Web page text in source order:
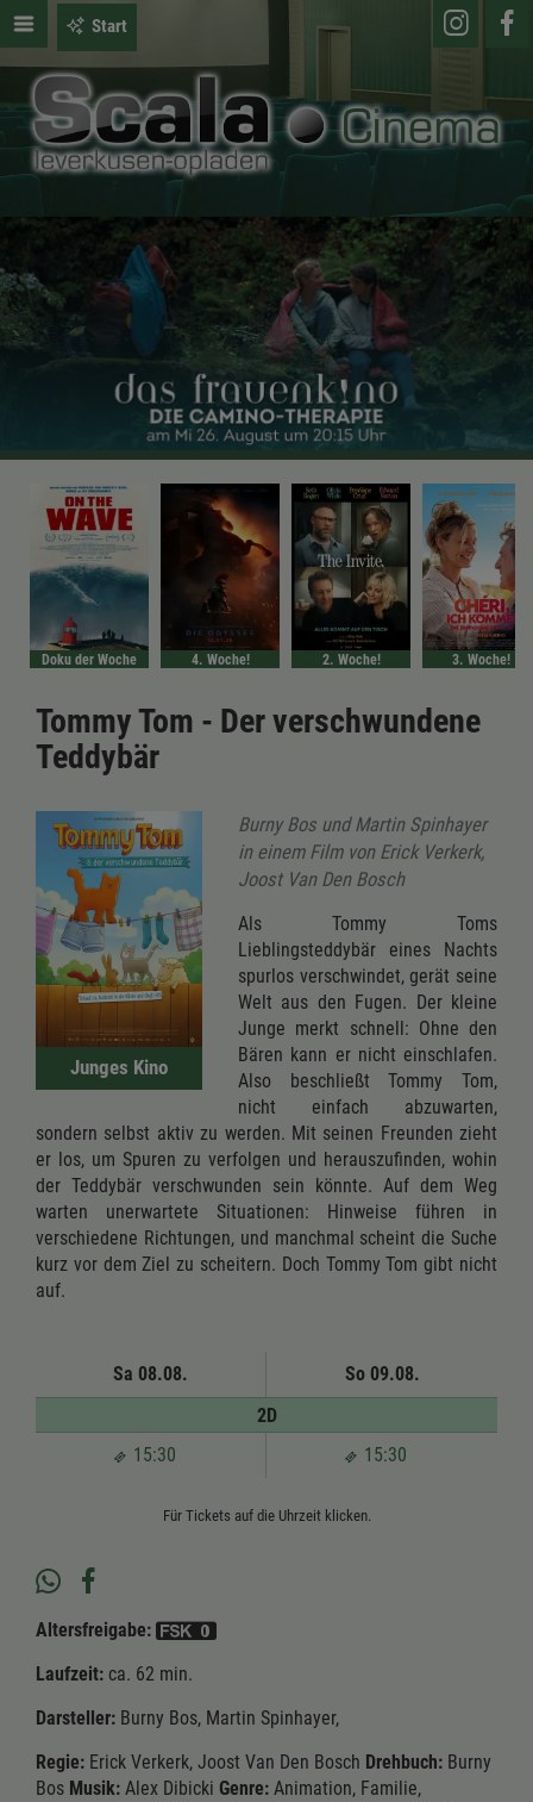
Start
Doku der Woche 4. Woche! 2. Woche! 3. Woche!
Tommy Tom - Der verschwundene
Teddybär
Junges Kino
Burny Bos und Martin Spinhayer
in einem Film von Erick Verkerk,
Joost Van Den Bosch
Als Tommy Toms
Lieblingsteddybär eines Nachts
spurlos verschwindet, gerät seine
Welt aus den Fugen. Der kleine
Junge merkt schnell: Ohne den
Bären kann er nicht einschlafen.
Also beschließt Tommy Tom,
nicht einfach abzuwarten,
sondern selbst aktiv zu werden. Mit seinen Freunden zieht
er los, um Spuren zu verfolgen und herauszufinden, wohin
der Teddybär verschwunden sein könnte. Auf dem Weg
warten unerwartete Situationen: Hinweise führen in
verschiedene Richtungen, und manchmal scheint die Suche
kurz vor dem Ziel zu scheitern. Doch Tommy Tom gibt nicht
auf.
Sa 08.08. So 09.08.
15:30 15:30
2D
Für Tickets auf die Uhrzeit klicken.
Altersfreigabe:
Laufzeit: ca. 62 min.
Darsteller: Burny Bos, Martin Spinhayer,
Regie: Erick Verkerk, Joost Van Den Bosch Drehbuch: Burny
Bos Musik: Alex Dibicki Genre: Animation, Familie,